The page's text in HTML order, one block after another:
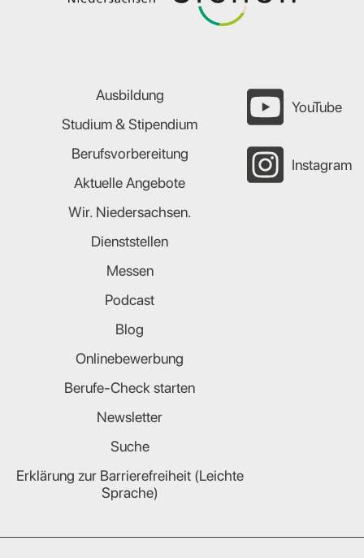
Ausbildung
Studium & Stipendium
Berufsvorbereitung
Aktuelle Angebote
Wir. Niedersachsen.
Dienststellen
Messen
Podcast
Blog
Onlinebewerbung
Berufe-Check starten
Newsletter
Suche
Erklärung zur Barrierefreiheit (Leichte
Sprache)
YouTube
Instagram